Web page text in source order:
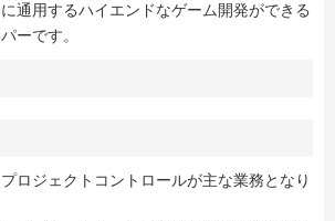
通用するハイエンドなゲーム開発ができる
ーです。
ロジェクトコントロールが主な業務となり